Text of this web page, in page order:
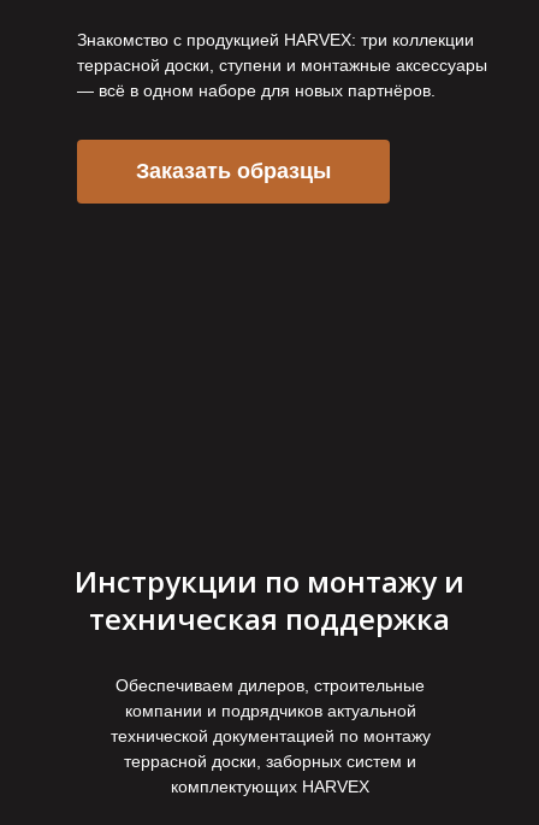
Заказать образцы
Знакомство с продукцией HARVEX: три коллекции
террасной доски, ступени и монтажные аксессуары
— всё в одном наборе для новых партнёров.
Инструкции по монтажу и
техническая поддержка
Обеспечиваем дилеров, строительные
компании и подрядчиков актуальной
технической документацией по монтажу
террасной доски, заборных систем и
комплектующих HARVEX